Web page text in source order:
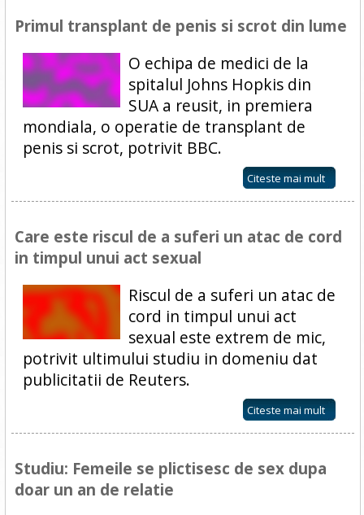
Primul transplant de penis si scrot din lume
O echipa de medici de la
spitalul Johns Hopkis din
SUA a reusit, in premiera
mondiala, o operatie de transplant de
penis si scrot, potrivit BBC.
Citeste mai mult
Care este riscul de a suferi un atac de cord
in timpul unui act sexual
Riscul de a suferi un atac de
cord in timpul unui act
sexual este extrem de mic,
potrivit ultimului studiu in domeniu dat
publicitatii de Reuters.
Citeste mai mult
Studiu: Femeile se plictisesc de sex dupa
doar un an de relatie